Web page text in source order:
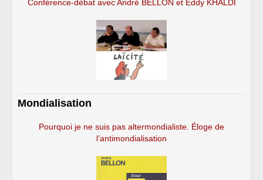
Conférence-débat avec André BELLON et Eddy KHALDI
Mondialisation
Pourquoi je ne suis pas altermondialiste. Éloge de
l’antimondialisation